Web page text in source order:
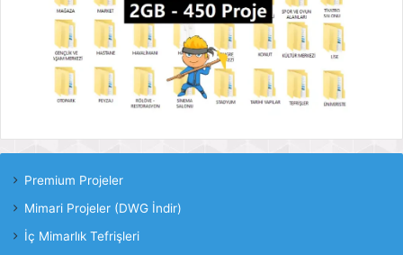
Premium Projeler
Mimari Projeler (DWG İndir)
İç Mimarlık Tefrişleri